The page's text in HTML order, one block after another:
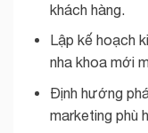
khách hàng.
Lập kế hoạch
nha khoa mới
Định hướng
marketing phù